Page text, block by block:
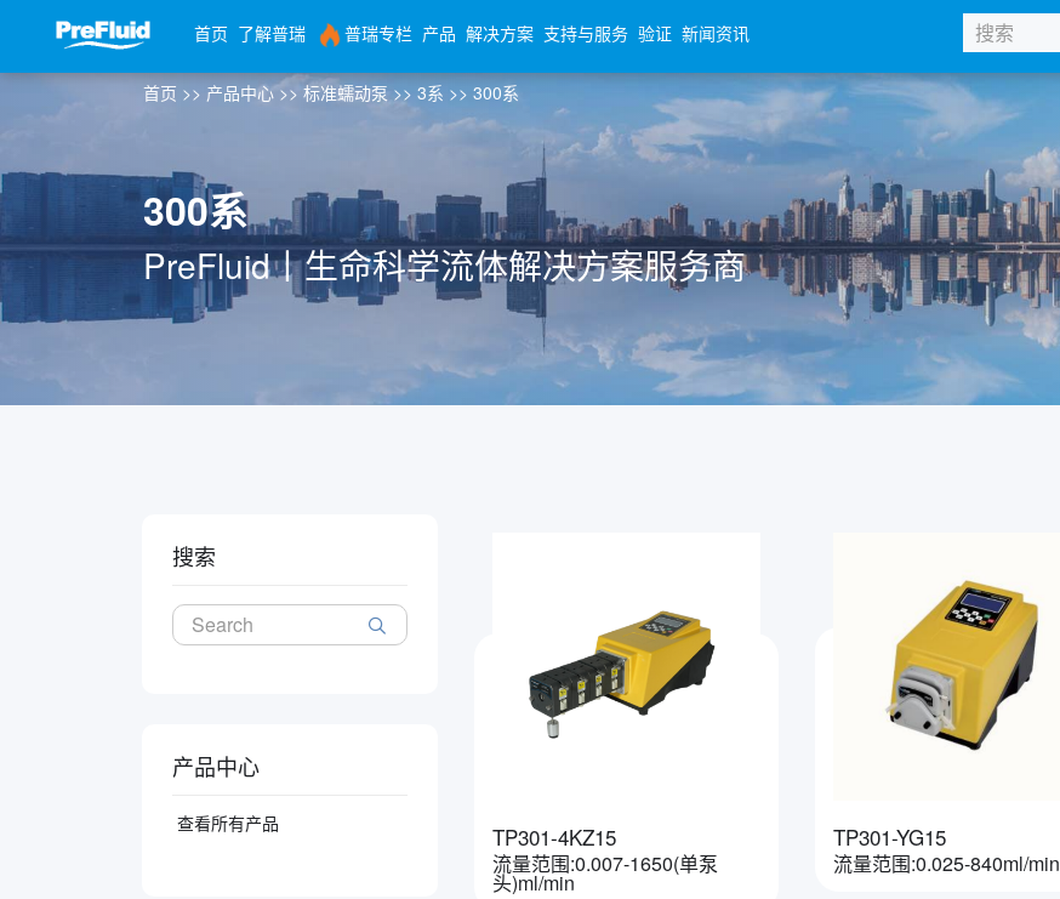
首页 了解普瑞 普瑞专栏 产品 解决方案 支持与服务 验证 新闻资讯
300系
PreFluid丨生命科学流体解决方案服务商
首页 >> 产品中心>> 标准蠕动泵>> 3系 >> 300系
搜索
产品中心
查看所有产品 TP301-4KZ15
流量范围:0.007-1650(单泵
头)ml/min
TP301-YG15
流量范围:0.025-840ml/min